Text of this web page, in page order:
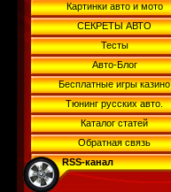
Картинки авто и мото
СЕКРЕТЫ АВТО
Тесты
Авто-Блог
Бесплатные игры казино
Тюнинг русских авто.
Каталог статей
Обратная связь
RSS-канал